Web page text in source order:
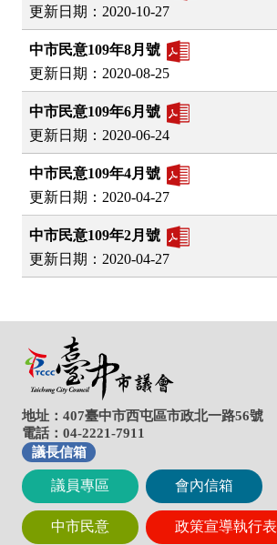
地址：407臺中市西屯區市政北一路56號
電話：04-2221-7911
議長信箱
議員專區 會內信箱
中市民意 政策宣導執行表